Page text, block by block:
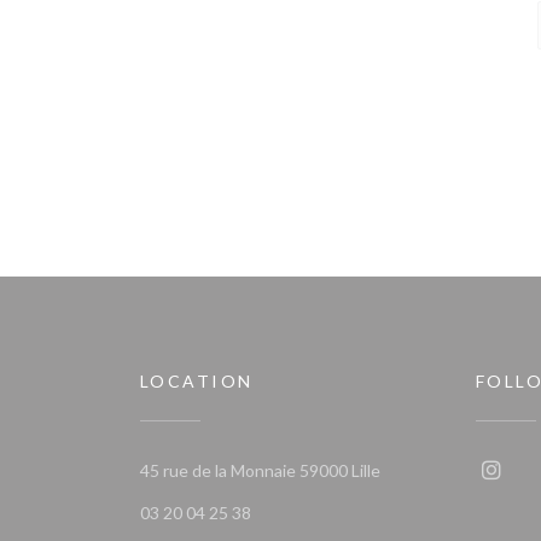
LOCATION
45 rue de la Monnaie 59000 Lille((opens in a new
03 20 04 25 38